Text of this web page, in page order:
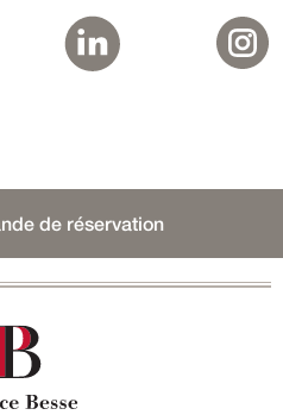
de réservation